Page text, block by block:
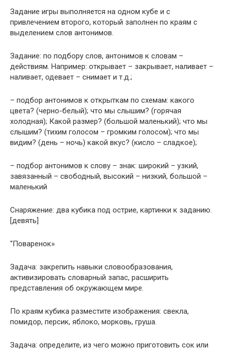
Задание игры выполняется на одном кубе и с
привлечением второго, который заполнен по краям с
выделением слов антонимов.
Задание: по подбору слов, антонимов к словам –
действиям. Например: открывает – закрывает, наливает –
наливает, одевает – снимает и т.д.;
– подбор антонимов к открыткам по схемам: какого
цвета? (черно-белый); что мы слышим? (горячая
холодная); Какой размер? (большой маленький); что мы
слышим? (тихим голосом – громким голосом); что мы
видим? (день – ночь) какой вкус? (кисло – сладкое);
– подбор антонимов к слову – знак: широкий – узкий,
завязанный – свободный, высокий – низкий, большой –
маленький
Снаряжение: два кубика под острие, картинки к заданию.
[девять]
“Поваренок»
Задача: закрепить навыки словообразования,
активизировать словарный запас, расширить
представления об окружающем мире.
По краям кубика разместите изображения: свекла,
помидор, персик, яблоко, морковь, груша.
Задача: определите, из чего можно приготовить сок или